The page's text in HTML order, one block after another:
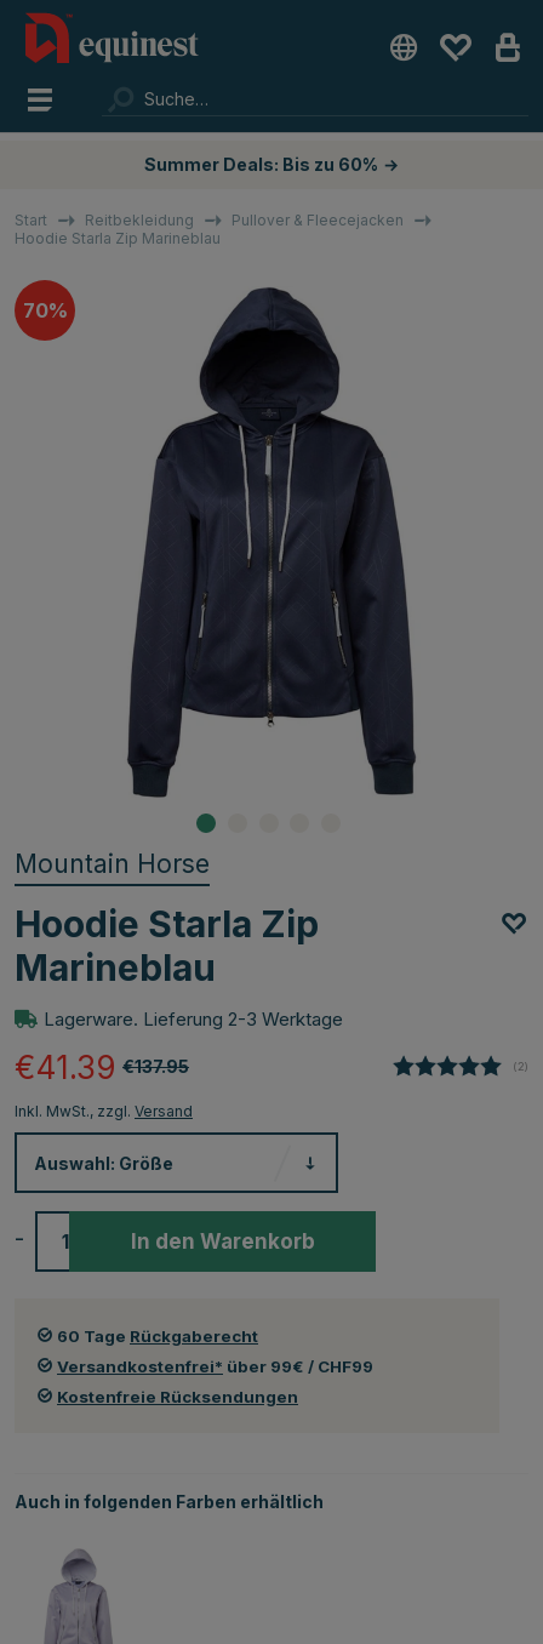
Summer Deals: Bis zu 60% →
Start Reitbekleidung
Pullover & Fleecejacken
Hoodie Starla Zip Marineblau
70%
Mountain Horse
Hoodie Starla Zip
Marineblau
Lagerware. Lieferung 2-3 Werktage
€137.95
€41.39 (2)
Inkl. MwSt., zzgl. Versand
Auswahl: Größe
- In den Warenkorb
60 Tage Rückgaberecht
Versandkostenfrei* über 99€ / CHF99
Kostenfreie Rücksendungen
Auch in folgenden Farben erhältlich